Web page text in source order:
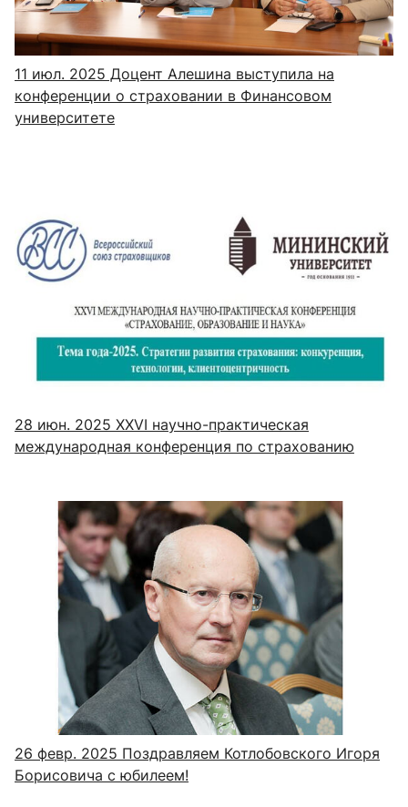
11 июл. 2025 Доцент Алешина выступила на
конференции о страховании в Финансовом
университете
28 июн. 2025 XXVI научно-практическая
международная конференция по страхованию
26 февр. 2025 Поздравляем Котлобовского Игоря
Борисовича с юбилеем!